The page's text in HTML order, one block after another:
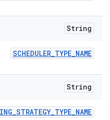
String
SCHEDULER_TYPE_NAME
String
_STRATEGY_TYPE_NAME